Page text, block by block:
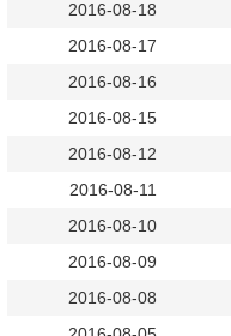
2016-08-18
2016-08-17
2016-08-16
2016-08-15
2016-08-12
2016-08-11
2016-08-10
2016-08-09
2016-08-08